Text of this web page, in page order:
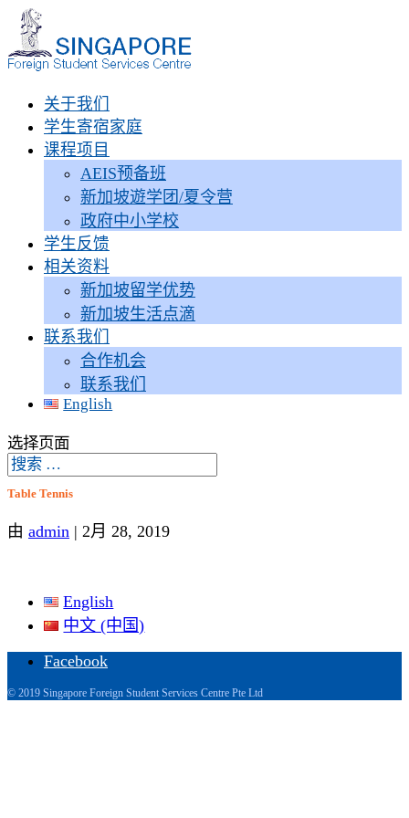
关于我们
学生寄宿家庭
课程项目
AEIS预备班
新加坡遊学团/夏令营
政府中小学校
学生反馈
相关资料
新加坡留学优势
新加坡生活点滴
联系我们
合作机会
联系我们
English
选择页面
Table Tennis
由 admin | 2月 28, 2019
English
中文 (中国)
Facebook
© 2019 Singapore Foreign Student Services Centre Pte Ltd